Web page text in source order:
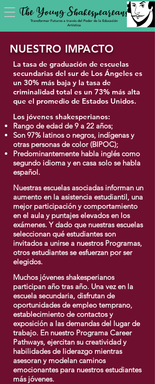
The Young Shakespeareans
Transformar Futuros a través del Poder de la Educación
Artística
NUESTRO IMPACTO
La tasa de graduación de escuelas
secundarias del sur de Los Ángeles es
un 30% más baja y la tasa de
criminalidad total es un 73% más alta
que el promedio de Estados Unidos.
Los jóvenes shakesperianos:
Rango de edad de 9 a 22 años;
Son 97% latinos o negros, indígenas y
otras personas de color (BIPOC);
Predominantemente habla inglés como
segundo idioma y en casa solo se habla
español.
Nuestras escuelas asociadas informan un
aumento en la asistencia estudiantil, una
mejor participación y comportamiento
en el aula y puntajes elevados en los
exámenes. Y dado que nuestras escuelas
seleccionan qué estudiantes son
invitados a unirse a nuestros Programas,
otros estudiantes se esfuerzan por ser
elegidos.
Muchos jóvenes shakesperianos
participan año tras año. Una vez en la
escuela secundaria, disfrutan de
oportunidades de empleo temprano,
establecimiento de contactos y
exposición a las demandas del lugar de
trabajo. En nuestro Programa Career
Pathways, ejercitan su creatividad y
habilidades de liderazgo mientras
asesoran y modelan caminos
emocionantes para nuestros estudiantes
más jóvenes.